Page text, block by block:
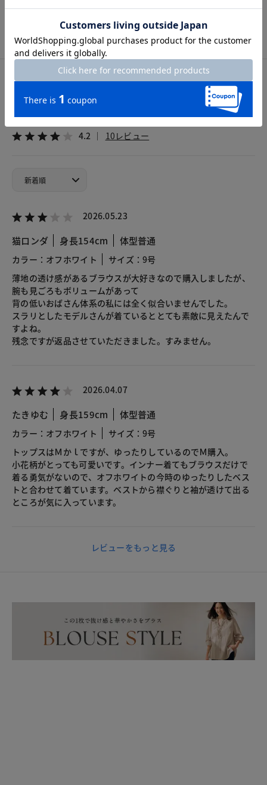
カスタマーレビュー
4.2 10レビュー
2026.05.23
猫ロンダ 身長154cm 体型普通
カラー：オフホワイト
サイズ：9号
薄地の透け感があるブラウスが大好きなので購入しましたが、
腕も見ごろもボリュームがあって
背の低いおばさん体系の私には全く似合いませんでした。
スラリとしたモデルさんが着ているととても素敵に見えたんで
すよね。
残念ですが返品させていただきました。すみません。
2026.04.07
たきゆむ 身長159cm 体型普通
カラー：オフホワイト
サイズ：9号
トップスはＭかｌですが、ゆったりしているのでＭ購入。
小花柄がとっても可愛いです。インナー着てもブラウスだけで
着る勇気がないので、オフホワイトの今時のゆったりしたベス
トと合わせて着ています。ベストから襟ぐりと袖が透けて出る
ところが気に入っています。
レビューをもっと見る